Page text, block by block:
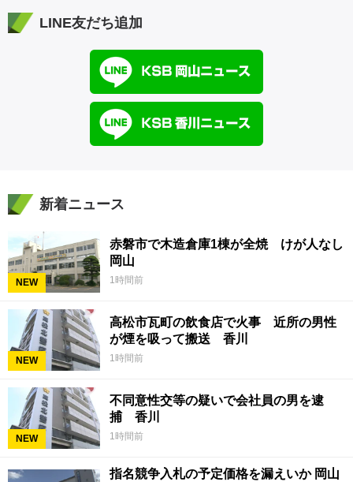
LINE友だち追加
新着ニュース
NEW
赤磐市で木造倉庫1棟が全焼 けが人なし
岡山
1時間前
NEW
高松市瓦町の飲食店で火事 近所の男性
が煙を吸って搬送 香川
1時間前
NEW
不同意性交等の疑いで会社員の男を逮
捕 香川
1時間前
指名競争入札の予定価格を漏えいか 岡山